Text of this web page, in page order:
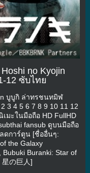
no Kyojin
12 ซับไทย
บูบูกิ ล่าทรชนทมิฬ
3 4 5 6 7 8 9 10 11 12
มะในมือถือ HD FullHD
fansub ดูบนมือถือ
ดการ์ตูน [ชื่ออื่นๆ:
the Galaxy
Bubuki Buranki: Star of
の巨人]